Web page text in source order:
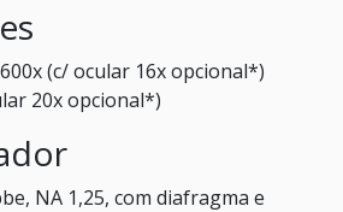
(c/ ocular 16x opcional*)
20x opcional*)
NA 1,25, com diafragma e